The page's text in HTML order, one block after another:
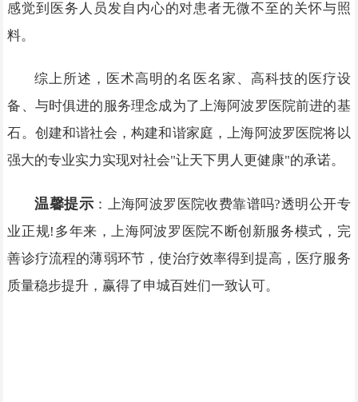
感觉到医务人员发自内心的对患者无微不至的关怀与照
料。
综上所述，医术高明的名医名家、高科技的医疗设
备、与时俱进的服务理念成为了上海阿波罗医院前进的基
石。创建和谐社会，构建和谐家庭，上海阿波罗医院将以
强大的专业实力实现对社会"让天下男人更健康"的承诺。
温馨提示 ：上海阿波罗医院收费靠谱吗?透明公开专
业正规!多年来，上海阿波罗医院不断创新服务模式，完
善诊疗流程的薄弱环节，使治疗效率得到提高，医疗服务
质量稳步提升，赢得了申城百姓们一致认可。